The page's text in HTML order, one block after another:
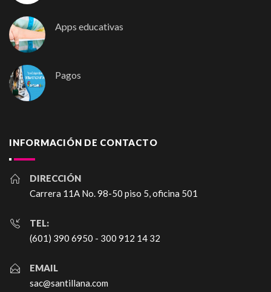
Apps educativas
Pagos
INFORMACIÓN DE CONTACTO
DIRECCIÓN
Carrera 11A No. 98-50 piso 5, oficina 501
TEL:
(601) 390 6950 - 300 912 14 32
EMAIL
sac@santillana.com